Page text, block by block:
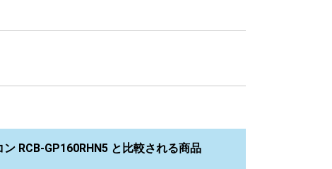
RCB-GP160RHN5 と比較される商品